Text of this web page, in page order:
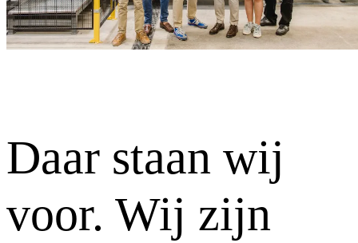
Daar staan wij
voor. Wij zijn